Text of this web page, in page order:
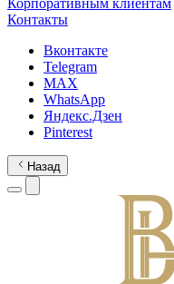
Корпоративным клиентам
Контакты
Вконтакте
Telegram
MAX
WhatsApp
Яндекс.Дзен
Pinterest
Назад